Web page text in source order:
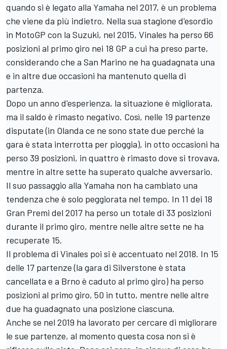
quando si è legato alla Yamaha nel 2017, è un problema
che viene da più indietro. Nella sua stagione d'esordio
in MotoGP con la Suzuki, nel 2015, Vinales ha perso 66
posizioni al primo giro nei 18 GP a cui ha preso parte,
considerando che a San Marino ne ha guadagnata una
e in altre due occasioni ha mantenuto quella di
partenza.
Dopo un anno d'esperienza, la situazione è migliorata,
ma il saldo è rimasto negativo. Così, nelle 19 partenze
disputate (in Olanda ce ne sono state due perché la
gara è stata interrotta per pioggia), in otto occasioni ha
perso 39 posizioni, in quattro è rimasto dove si trovava,
mentre in altre sette ha superato qualche avversario.
Il suo passaggio alla Yamaha non ha cambiato una
tendenza che è solo peggiorata nel tempo. In 11 dei 18
Gran Premi del 2017 ha perso un totale di 33 posizioni
durante il primo giro, mentre nelle altre sette ne ha
recuperate 15.
Il problema di Vinales poi si è accentuato nel 2018. In 15
delle 17 partenze (la gara di Silverstone è stata
cancellata e a Brno è caduto al primo giro) ha perso
posizioni al primo giro, 50 in tutto, mentre nelle altre
due ha guadagnato una posizione ciascuna.
Anche se nel 2019 ha lavorato per cercare di migliorare
le sue partenze, al momento questa cosa non si è